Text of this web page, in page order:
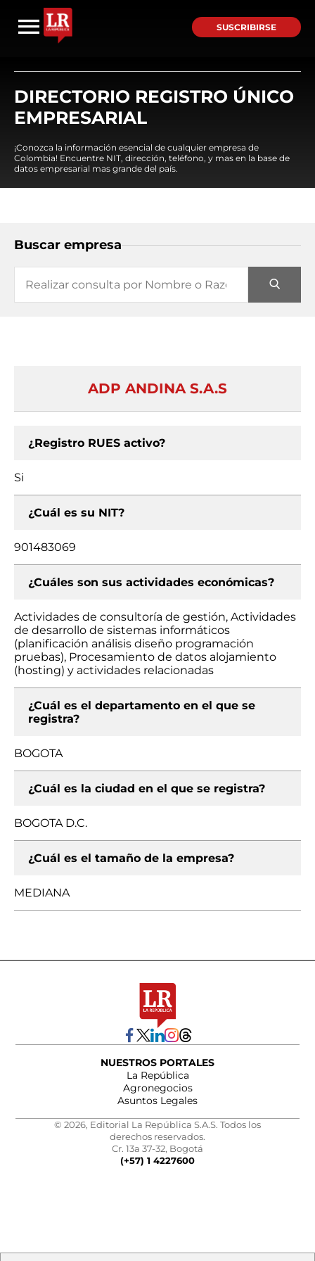
SUSCRIBIRSE
DIRECTORIO REGISTRO ÚNICO
EMPRESARIAL
¡Conozca la información esencial de cualquier empresa de
Colombia! Encuentre NIT, dirección, teléfono, y mas en la base de
datos empresarial mas grande del país.
Buscar empresa
ADP ANDINA S.A.S
¿Registro RUES activo?
Si
¿Cuál es su NIT?
901483069
¿Cuáles son sus actividades económicas?
Actividades de consultoría de gestión, Actividades
de desarrollo de sistemas informáticos
(planificación análisis diseño programación
pruebas), Procesamiento de datos alojamiento
(hosting) y actividades relacionadas
¿Cuál es el departamento en el que se
registra?
BOGOTA
¿Cuál es la ciudad en el que se registra?
BOGOTA D.C.
¿Cuál es el tamaño de la empresa?
MEDIANA
NUESTROS PORTALES
La República
Agronegocios
Asuntos Legales
© 2026, Editorial La República S.A.S. Todos los
derechos reservados.
Cr. 13a 37-32, Bogotá
(+57) 1 4227600